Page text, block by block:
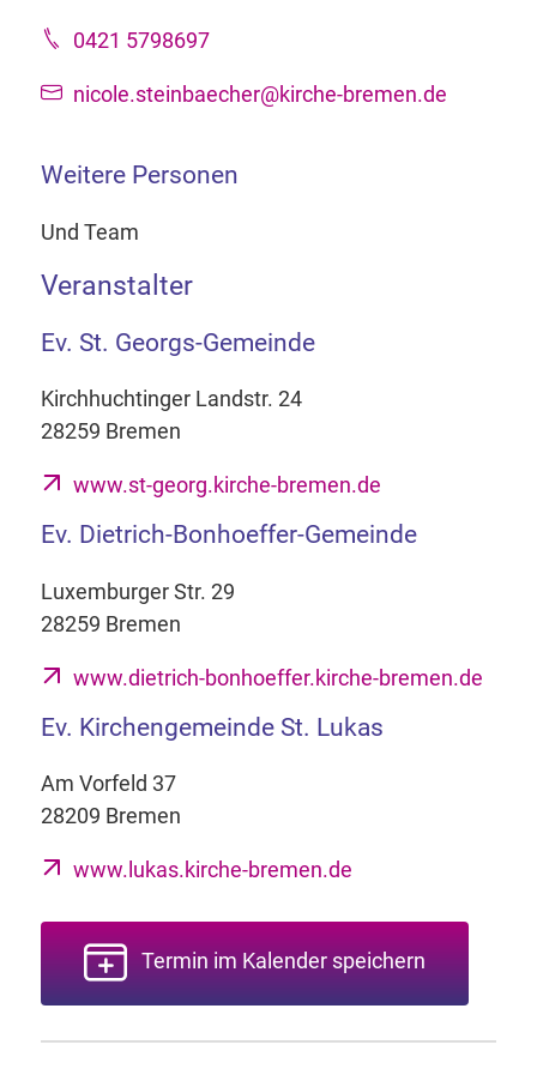
0421 5798697
nicole.steinbaecher@kirche-bremen.de
Weitere Personen
Und Team
Veranstalter
Ev. St. Georgs-Gemeinde
Kirchhuchtinger Landstr. 24
28259 Bremen
www.st-georg.kirche-bremen.de
Ev. Dietrich-Bonhoeffer-Gemeinde
Luxemburger Str. 29
28259 Bremen
www.dietrich-bonhoeffer.kirche-bremen.de
Ev. Kirchengemeinde St. Lukas
Am Vorfeld 37
28209 Bremen
www.lukas.kirche-bremen.de
Termin im Kalender speichern